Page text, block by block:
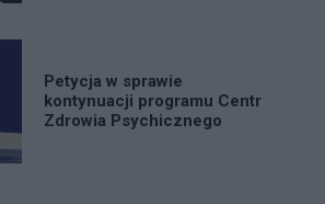
Petycja w sprawie
kontynuacji programu Centr
Zdrowia Psychicznego